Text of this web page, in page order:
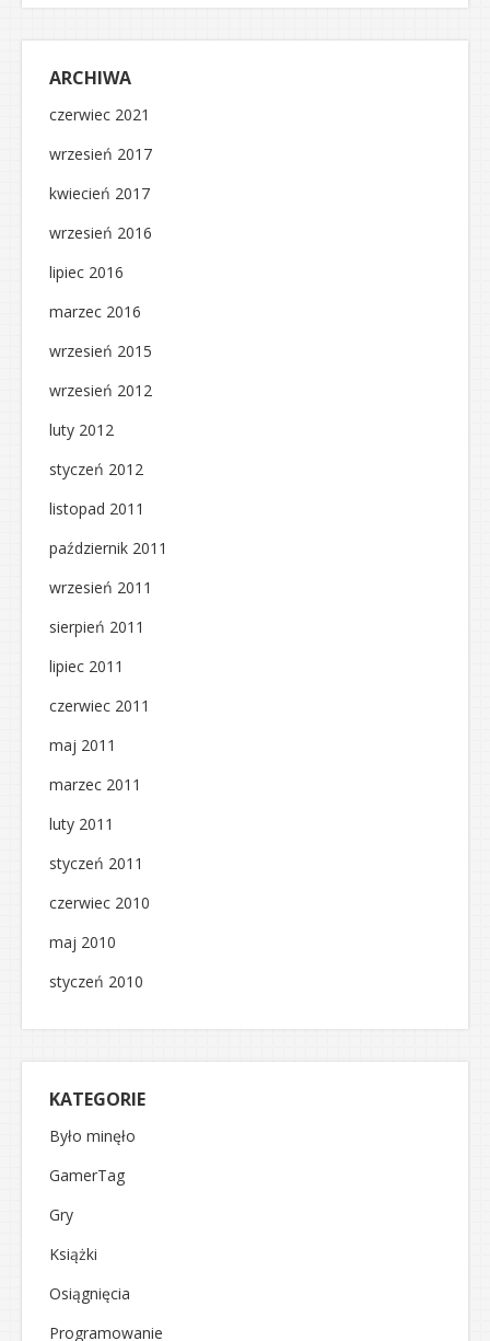
ARCHIWA
czerwiec 2021
wrzesień 2017
kwiecień 2017
wrzesień 2016
lipiec 2016
marzec 2016
wrzesień 2015
wrzesień 2012
luty 2012
styczeń 2012
listopad 2011
październik 2011
wrzesień 2011
sierpień 2011
lipiec 2011
czerwiec 2011
maj 2011
marzec 2011
luty 2011
styczeń 2011
czerwiec 2010
maj 2010
styczeń 2010
KATEGORIE
Było minęło
GamerTag
Gry
Książki
Osiągnięcia
Programowanie